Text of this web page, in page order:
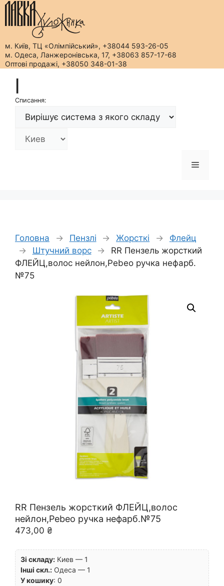
м. Київ, ТЦ «Олімпійський», +38044 593-26-05
м. Одеса, Ланжеронівська, 17, +38063 857-17-68
Оптові продажі, +38050 348-01-38
вмістуСписання:
Меню
Головна → Пензлі → Жорсткі →
Флейц
→
Штучний ворс →
RR Пензель жорсткий
ФЛЕЙЦ,волос нейлон,Pebeo ручка нефарб.
№75
RR Пензель жорсткий ФЛЕЙЦ,волос
нейлон,Pebeo ручка нефарб.№75
473,00 ₴
Зі складу: Киев — 1
Інші скл.: Одеса — 1
У кошику: 0